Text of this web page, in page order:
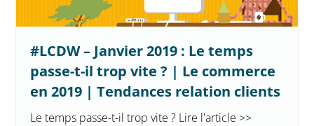
#LCDW – Janvier 2019 : Le temps
passe-t-il trop vite ? | Le commerce
en 2019 | Tendances relation clients
Le temps passe-t-il trop vite ? Lire l'article >>